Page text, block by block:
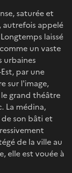
saturée et
autrefois appelé
laissé
un vaste
urbaines
par une
sur l'image,
grand théâtre
La médina,
son bâti et
de la ville au
elle est vouée à